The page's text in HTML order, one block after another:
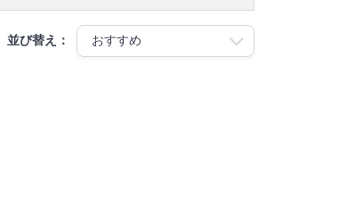
並び替え：